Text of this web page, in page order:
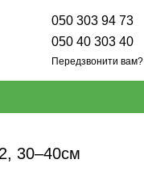
050 303 94 73
050 40 303 40
Передзвонити вам?
30–40см